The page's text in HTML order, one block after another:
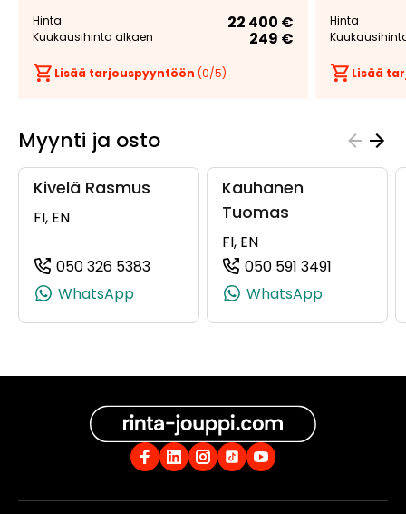
Hinta
22 400 €
Kuukausihinta alkaen 249 €
Lisää tarjouspyyntöön (0/5)
Hinta
Lisää
Myynti ja osto
Kivelä Rasmus
FI, EN
050 326 5383
(+358503265383, 0503265383,
WhatsApp
Kauhanen
Tuomas
FI, EN
050 591 3491
WhatsApp